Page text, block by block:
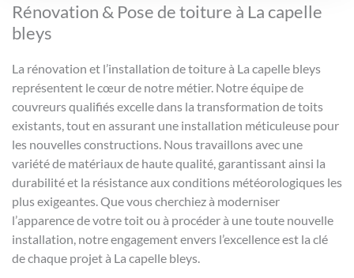
Rénovation & Pose de toiture à La capelle
bleys
La rénovation et l’installation de toiture à La capelle bleys
représentent le cœur de notre métier. Notre équipe de
couvreurs qualifiés excelle dans la transformation de toits
existants, tout en assurant une installation méticuleuse pour
les nouvelles constructions. Nous travaillons avec une
variété de matériaux de haute qualité, garantissant ainsi la
durabilité et la résistance aux conditions météorologiques les
plus exigeantes. Que vous cherchiez à moderniser
l’apparence de votre toit ou à procéder à une toute nouvelle
installation, notre engagement envers l’excellence est la clé
de chaque projet à La capelle bleys.